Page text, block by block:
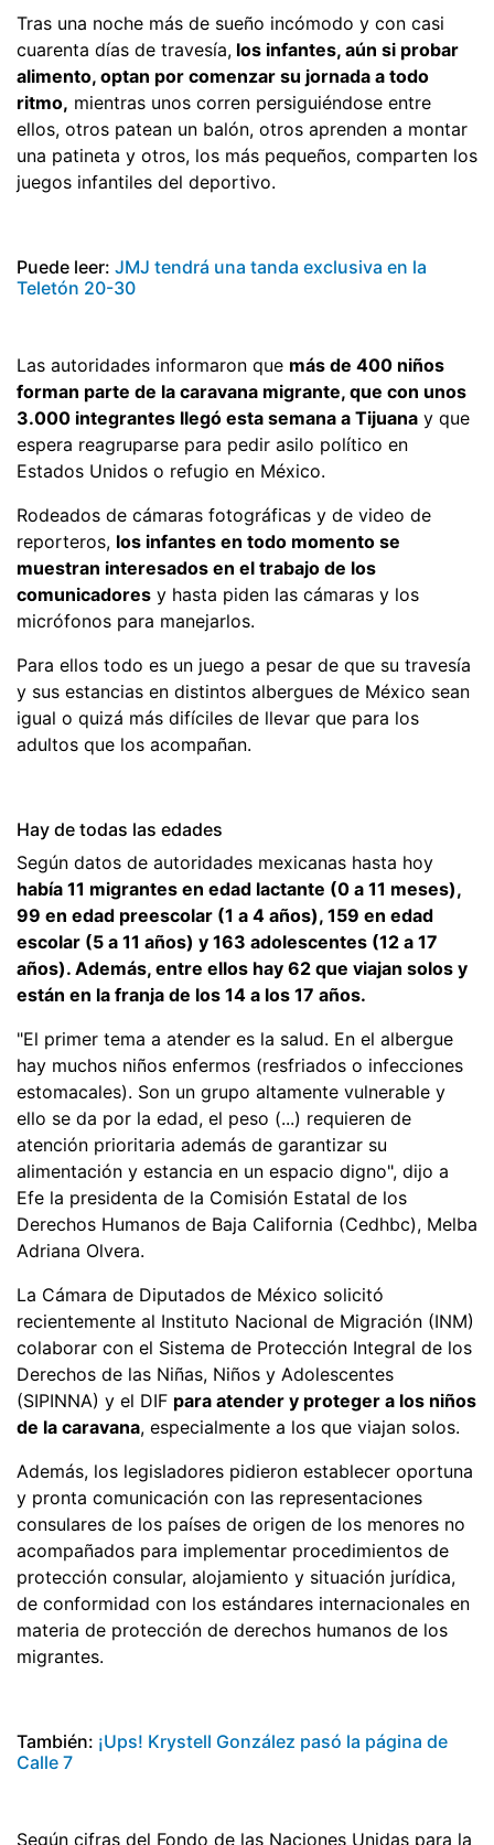
Tras una noche más de sueño incómodo y con casi
cuarenta días de travesía, los infantes, aún si probar
alimento, optan por comenzar su jornada a todo
ritmo, mientras unos corren persiguiéndose entre
ellos, otros patean un balón, otros aprenden a montar
una patineta y otros, los más pequeños, comparten los
juegos infantiles del deportivo.
Puede leer: JMJ tendrá una tanda exclusiva en la
Teletón 20-30
Las autoridades informaron que más de 400 niños
forman parte de la caravana migrante, que con unos
3.000 integrantes llegó esta semana a Tijuana y que
espera reagruparse para pedir asilo político en
Estados Unidos o refugio en México.
Rodeados de cámaras fotográficas y de video de
reporteros, los infantes en todo momento se
muestran interesados en el trabajo de los
comunicadores y hasta piden las cámaras y los
micrófonos para manejarlos.
Para ellos todo es un juego a pesar de que su travesía
y sus estancias en distintos albergues de México sean
igual o quizá más difíciles de llevar que para los
adultos que los acompañan.
Hay de todas las edades
Según datos de autoridades mexicanas hasta hoy
había 11 migrantes en edad lactante (0 a 11 meses),
99 en edad preescolar (1 a 4 años), 159 en edad
escolar (5 a 11 años) y 163 adolescentes (12 a 17
años). Además, entre ellos hay 62 que viajan solos y
están en la franja de los 14 a los 17 años.
"El primer tema a atender es la salud. En el albergue
hay muchos niños enfermos (resfriados o infecciones
estomacales). Son un grupo altamente vulnerable y
ello se da por la edad, el peso (...) requieren de
atención prioritaria además de garantizar su
alimentación y estancia en un espacio digno", dijo a
Efe la presidenta de la Comisión Estatal de los
Derechos Humanos de Baja California (Cedhbc), Melba
Adriana Olvera.
La Cámara de Diputados de México solicitó
recientemente al Instituto Nacional de Migración (INM)
colaborar con el Sistema de Protección Integral de los
Derechos de las Niñas, Niños y Adolescentes
(SIPINNA) y el DIF para atender y proteger a los niños
de la caravana, especialmente a los que viajan solos.
Además, los legisladores pidieron establecer oportuna
y pronta comunicación con las representaciones
consulares de los países de origen de los menores no
acompañados para implementar procedimientos de
protección consular, alojamiento y situación jurídica,
de conformidad con los estándares internacionales en
materia de protección de derechos humanos de los
migrantes.
También: ¡Ups! Krystell González pasó la página de
Calle 7
Según cifras del Fondo de las Naciones Unidas para la